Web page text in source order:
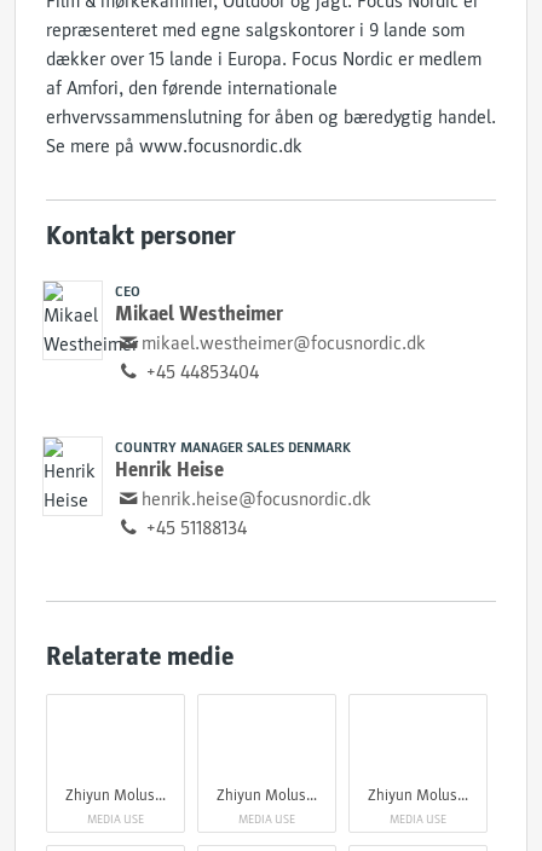
repræsenteret med egne salgskontorer i 9 lande som
dækker over 15 lande i Europa. Focus Nordic er medlem
af Amfori, den førende internationale
erhvervssammenslutning for åben og bæredygtig handel.
Se mere på www.focusnordic.dk
Kontakt personer
CEO
Mikael Westheimer
mikael.westheimer@focusnordic.dk
+45 44853404
COUNTRY MANAGER SALES DENMARK
Henrik Heise
henrik.heise@focusnordic.dk
+45 51188134
Relaterate medie
Zhiyun Molus X100RGB
MEDIA USE
Zhiyun Molus X100RGB
MEDIA USE
Zhiyun Molus X100RGB
MEDIA USE